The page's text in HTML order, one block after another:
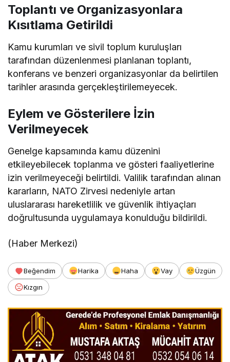
Toplantı ve Organizasyonlara
Kısıtlama Getirildi
Kamu kurumları ve sivil toplum kuruluşları
tarafından düzenlenmesi planlanan toplantı,
konferans ve benzeri organizasyonlar da belirtilen
tarihler arasında gerçekleştirilemeyecek.
Eylem ve Gösterilere İzin
Verilmeyecek
Genelge kapsamında kamu düzenini
etkileyebilecek toplanma ve gösteri faaliyetlerine
izin verilmeyeceği belirtildi. Valilik tarafından alınan
kararların, NATO Zirvesi nedeniyle artan
uluslararası hareketlilik ve güvenlik ihtiyaçları
doğrultusunda uygulamaya konulduğu bildirildi.
(Haber Merkezi)
Beğendim Harika Haha Vay
Üzgün
Kızgın